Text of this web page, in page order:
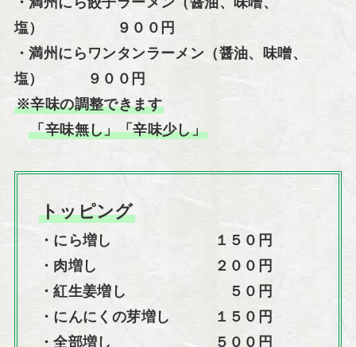
塩） ９００円
・満州にらワンタンラーメン（醤油、味噌、
塩） ９００円
※辛味の調整できます
「辛味無し」「辛味少し」
トッピング
・にら増し １５０円
・肉増し ２００円
・紅生姜増し ５０円
・にんにくの芽増し １５０円
・全部増し ５００円